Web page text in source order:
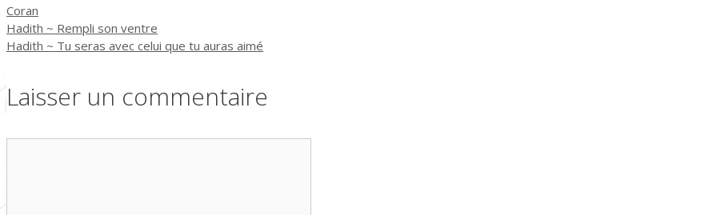
Catégories
Coran
Hadith ~ Rempli son ventre
Hadith ~ Tu seras avec celui que tu auras aimé
Laisser un commentaire